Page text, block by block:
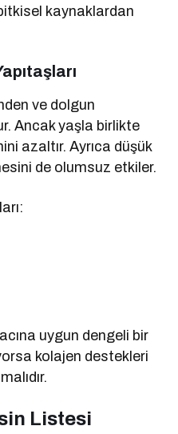
kaynaklardan
ve dolgun
Ancak yaşla birlikte
azaltır. Ayrıca düşük
de olumsuz etkiler.
uygun dengeli bir
kolajen destekleri
Listesi